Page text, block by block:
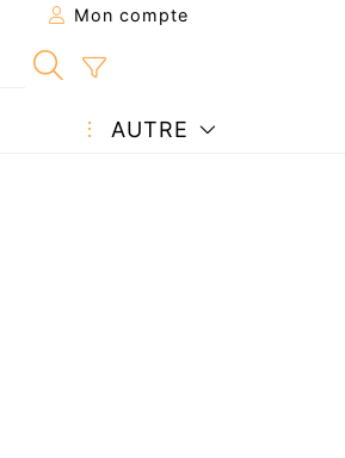
Mon compte
AUTRE